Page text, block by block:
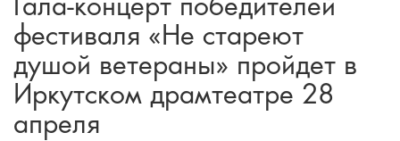
Гала-концерт победителей
фестиваля «Не стареют
душой ветераны» пройдет в
Иркутском драмтеатре 28
апреля